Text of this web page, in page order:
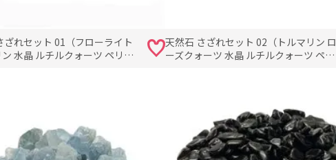
ざれセット 01（フローライト
ン 水晶 ルチルクォーツ ペリド
天然石 さざれセット 02（トルマリン ロ
ーズクォーツ 水晶 ルチルクォーツ ペリ